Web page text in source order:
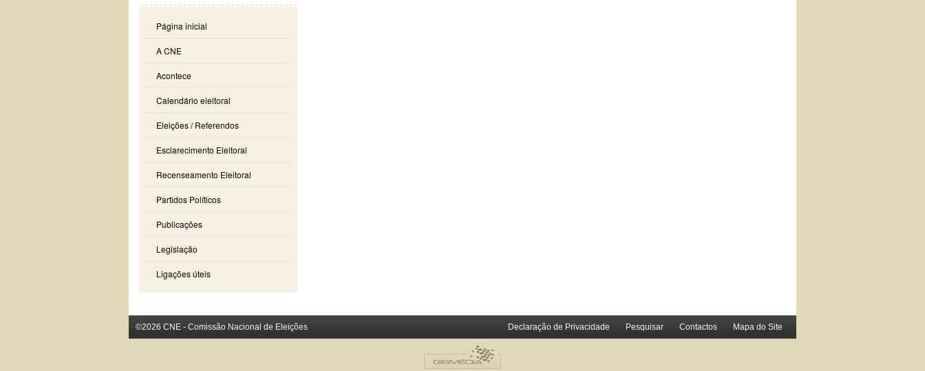
Página inicial
A CNE
Acontece
Calendário eleitoral
Eleições / Referendos
Esclarecimento Eleitoral
Recenseamento Eleitoral
Partidos Políticos
Publicações
Legislação
Ligações úteis
©2026 CNE - Comissão Nacional de Eleições Declaração de Privacidade Pesquisar Contactos Mapa do Site